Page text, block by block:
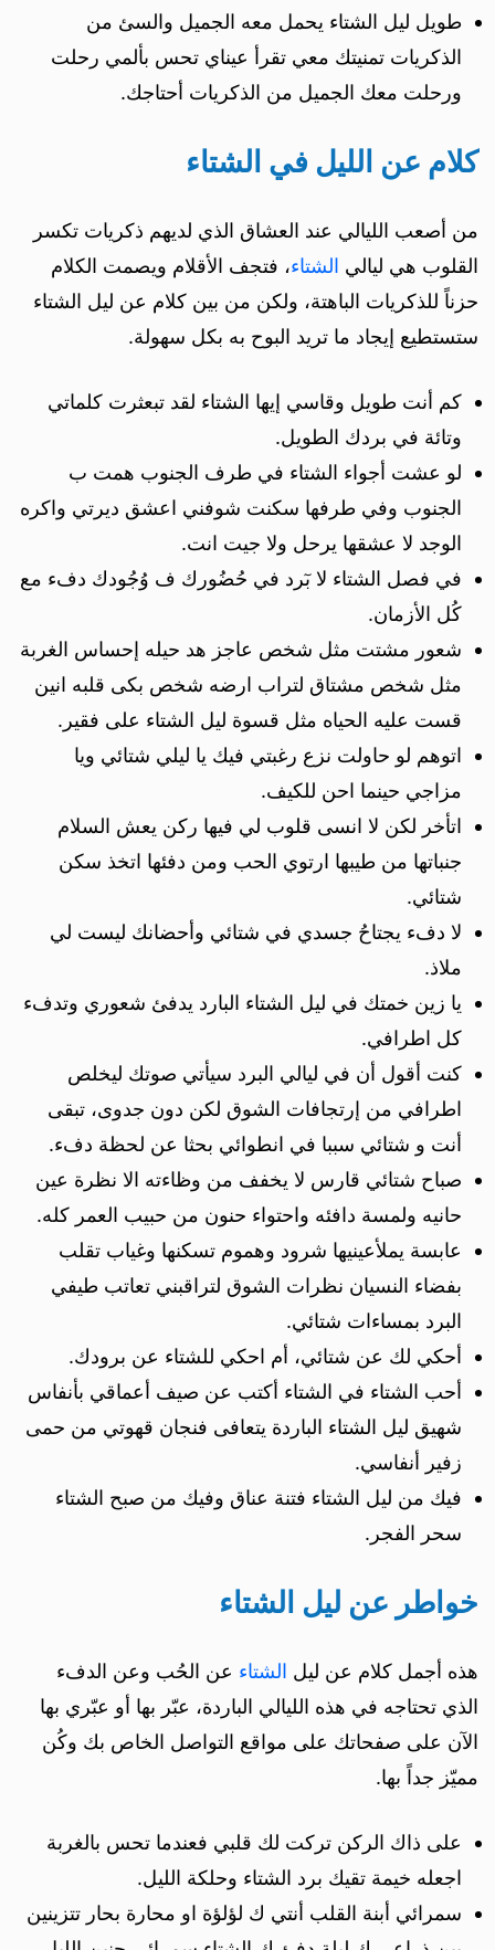
طويل ليل الشتاء يحمل معه الجميل والسئ من
الذكريات تمنيتك معي تقرأ عيناي تحس بألمي رحلت
ورحلت معك الجميل من الذكريات أحتاجك.
كلام عن الليل في الشتاء
من أصعب الليالي عند العشاق الذي لديهم ذكريات تكسر
القلوب هي ليالي الشتاء، فتجف الأقلام ويصمت الكلام
حزناً للذكريات الباهتة، ولكن من بين كلام عن ليل الشتاء
ستستطيع إيجاد ما تريد البوح به بكل سهولة.
كم أنت طويل وقاسي إيها الشتاء لقد تبعثرت كلماتي
وتائة في بردك الطويل.
لو عشت أجواء الشتاء في طرف الجنوب همت ب
الجنوب وفي طرفها سكنت شوفني اعشق ديرتي واكره
الوجد لا عشقها يرحل ولا جيت انت.
في فصل الشتاء لا بٓرد في حُضُورك ف وُجُودك دفء مع
كُل الأزمان.
شعور مشتت مثل شخص عاجز هد حيله إحساس الغربة
مثل شخص مشتاق لتراب ارضه شخص بكى قلبه انين
قست عليه الحياه مثل قسوة ليل الشتاء على فقير.
اتوهم لو حاولت نزع رغبتي فيك يا ليلي شتائي ويا
مزاجي حينما احن للكيف.
اتأخر لكن لا انسى قلوب لي فيها ركن يعش السلام
جنباتها من طيبها ارتوي الحب ومن دفئها اتخذ سكن
شتائي.
لا دفء يجتاحُ جسدي في شتائي وأحضانك ليست لي
ملاذ.
يا زين خمتك في ليل الشتاء البارد يدفئ شعوري وتدفء
كل اطرافي.
كنت أقول أن في ليالي البرد سيأتي صوتك ليخلص
اطرافي من إرتجافات الشوق لكن دون جدوى، تبقى
أنت و شتائي سببا في انطوائي بحثا عن لحظة دفء.
صباح شتائي قارس لا يخفف من وظاءته الا نظرة عين
حانيه ولمسة دافئه واحتواء حنون من حبيب العمر كله.
عابسة يملأعينيها شرود وهموم تسكنها وغياب تقلب
بفضاء النسيان نظرات الشوق لتراقبني تعاتب طيفي
البرد بمساءات شتائي.
أحكي لك عن شتائي، أم احكي للشتاء عن برودك.
أحب الشتاء في الشتاء أكتب عن صيف أعماقي بأنفاس
شهيق ليل الشتاء الباردة يتعافى فنجان قهوتي من حمى
زفير أنفاسي.
فيك من ليل الشتاء فتنة عناق وفيك من صبح الشتاء
سحر الفجر.
خواطر عن ليل الشتاء
هذه أجمل كلام عن ليل الشتاء عن الحُب وعن الدفء
الذي تحتاجه في هذه الليالي الباردة، عبّر بها أو عبّري بها
الآن على صفحاتك على مواقع التواصل الخاص بك وكُن
مميّز جداً بها.
على ذاك الركن تركت لك قلبي فعندما تحس بالغربة
اجعله خيمة تقيك برد الشتاء وحلكة الليل.
سمرائي أبنة القلب أنتي ك لؤلؤة او محارة بحار تتزينين